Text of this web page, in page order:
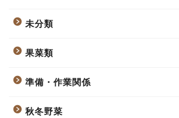
未分類
果菜類
準備・作業関係
秋冬野菜